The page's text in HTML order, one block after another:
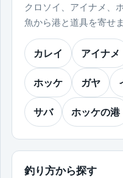
クロソイ、アイナメ、
魚から港と道具を寄せま
カレイ アイナメ
ホッケ ガヤ
サバ ホッケの港
釣り方から探す